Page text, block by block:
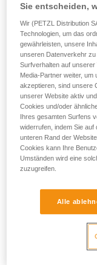
Sie entscheiden,
Wir (PETZL Distribution
Technologien, um das
gewährleisten, unsere
unseren Datenverkehr
Surfverhalten auf
Media-Partner weiter,
akzeptieren, sind unsere
unserer Website aktiv
Cookies und/oder
Ihres gesamten Surfens
widerrufen, indem Sie auf
unteren Rand der
Cookies kann Ihre
Umständen wird eine
zuzugreifen.
Alle